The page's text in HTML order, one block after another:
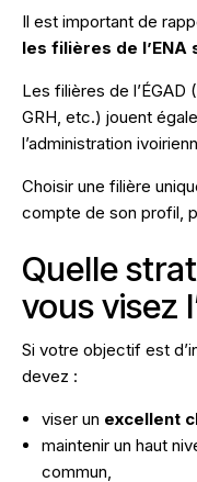
Il est important de
les filières de
Les filières de l’ÉGAD
GRH, etc.) jouent
l’administration
Choisir une filière
compte de son profil,
Quelle
vous visez
Si votre objectif est
devez :
viser un excellent
maintenir un haut
commun,